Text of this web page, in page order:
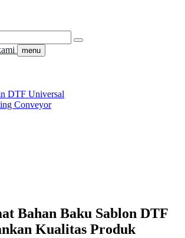
menu
DTF Universal
Conveyor
Bahan Baku Sablon DTF
Kualitas Produk